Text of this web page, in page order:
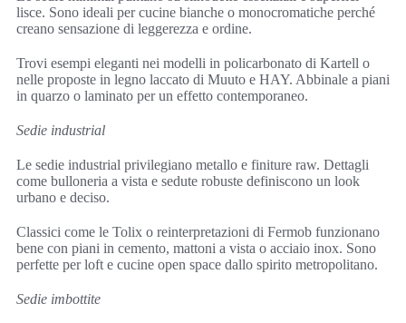
lisce. Sono ideali per cucine bianche o monocromatiche perché
creano sensazione di leggerezza e ordine.
Trovi esempi eleganti nei modelli in policarbonato di Kartell o
nelle proposte in legno laccato di Muuto e HAY. Abbinale a piani
in quarzo o laminato per un effetto contemporaneo.
Sedie industrial
Le sedie industrial privilegiano metallo e finiture raw. Dettagli
come bulloneria a vista e sedute robuste definiscono un look
urbano e deciso.
Classici come le Tolix o reinterpretazioni di Fermob funzionano
bene con piani in cemento, mattoni a vista o acciaio inox. Sono
perfette per loft e cucine open space dallo spirito metropolitano.
Sedie imbottite